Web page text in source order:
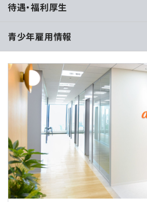
ンゴトでサービス・プロダクトをドライ
を構築できます。
・QCDを意識した開発・運用をしていま
・社外の勉強会への参加を積極的に推
au PAY マーケット
■フォロワー制度
入社後、先輩社員がフォロワーとして
遂行できるための立ち上がりをサポート
待遇・福利厚生
基本給：186,300円
職務給：68,700円（固定残業代45時間
ライフプラン手当：5,000円
（※ 想定年収は年収提示額を保証するもので
9時30分～18時15分（フレックス制）
※コアタイム：11:00～18:00
青少年雇用情報
過去３年間の新卒採用者数・離職者数
前年度 採用者数1人 離職者数0人
2年度前 採用者数0人 離職者数0人
3年度前 採用者数0人 離職者数0人
過去３年間の新卒採用者数の男女別人数
前年度 男性1人 女性0人
2年度前 男性0人 女性0人
3年度前 男性0人 女性0人
平均勤続年数
5.5年